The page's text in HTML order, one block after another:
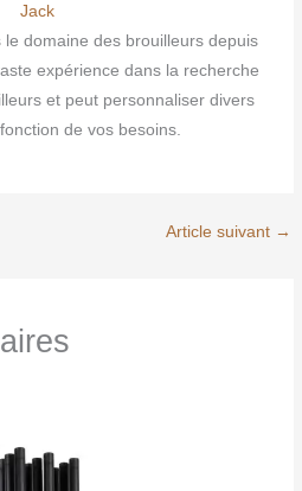
Jack
domaine des brouilleurs depuis
expérience dans la recherche
et peut personnaliser divers
de vos besoins.
Article suivant →